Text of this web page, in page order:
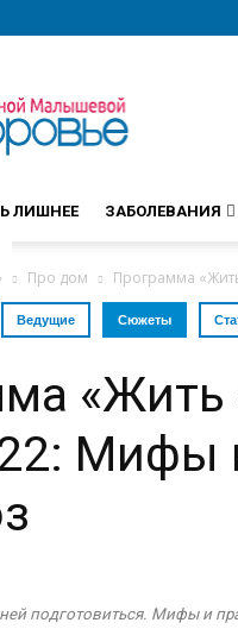
ЛИШНЕЕ ЗАБОЛЕВАНИЯ
Про дом Программа
Ведущие Сюжеты
«Жить
Мифы
подготовиться. Мифы и